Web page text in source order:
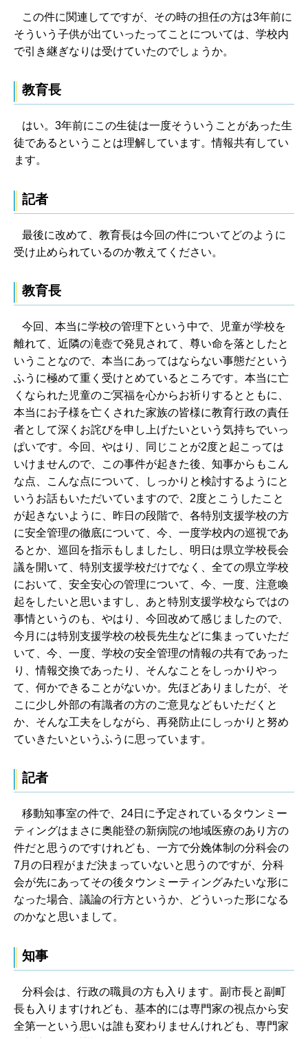
この件に関連してですが、その時の担任の方は3年前に
そういう子供が出ていったってことについては、学校内
で引き継ぎなりは受けていたのでしょうか。
教育長
はい。3年前にこの生徒は一度そういうことがあった生
徒であるということは理解しています。情報共有してい
ます。
記者
最後に改めて、教育長は今回の件についてどのように
受け止められているのか教えてください。
教育長
今回、本当に学校の管理下という中で、児童が学校を
離れて、近隣の滝壺で発見されて、尊い命を落としたと
いうことなので、本当にあってはならない事態だという
ふうに極めて重く受けとめているところです。本当に亡
くなられた児童のご冥福を心からお祈りするとともに、
本当にお子様を亡くされた家族の皆様に教育行政の責任
者として深くお詫びを申し上げたいという気持ちでいっ
ぱいです。今回、やはり、同じことが2度と起こっては
いけませんので、この事件が起きた後、知事からもこん
な点、こんな点について、しっかりと検討するようにと
いうお話もいただいていますので、2度とこうしたこと
が起きないように、昨日の段階で、各特別支援学校の方
に安全管理の徹底について、今、一度学校内の巡視であ
るとか、巡回を指示もしましたし、明日は県立学校長会
議を開いて、特別支援学校だけでなく、全ての県立学校
において、安全安心の管理について、今、一度、注意喚
起をしたいと思いますし、あと特別支援学校ならではの
事情というのも、やはり、今回改めて感じましたので、
今月には特別支援学校の校長先生などに集まっていただ
いて、今、一度、学校の安全管理の情報の共有であった
り、情報交換であったり、そんなことをしっかりやっ
て、何かできることがないか。先ほどありましたが、そ
こに少し外部の有識者の方のご意見などもいただくと
か、そんな工夫をしながら、再発防止にしっかりと努め
ていきたいというふうに思っています。
記者
移動知事室の件で、24日に予定されているタウンミー
ティングはまさに奥能登の新病院の地域医療のあり方の
件だと思うのですけれども、一方で分娩体制の分科会の
7月の日程がまだ決まっていないと思うのですが、分科
会が先にあってその後タウンミーティングみたいな形に
なった場合、議論の行方というか、どういった形になる
のかなと思いまして。
知事
分科会は、行政の職員の方も入ります。副市長と副町
長も入りますけれども、基本的には専門家の視点から安
全第一という思いは誰も変わりませんけれども、専門家